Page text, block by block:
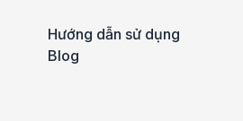
Hướng dẫn sử dụng
Blog